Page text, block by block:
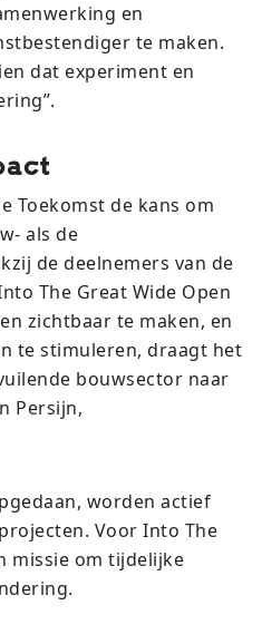
en
te maken.
dat experiment en
Toekomst de kans om
als de
de deelnemers van de
The Great Wide Open
zichtbaar te maken, en
te stimuleren, draagt het
bouwsector naar
Persijn,
worden actief
Voor Into The
missie om tijdelijke